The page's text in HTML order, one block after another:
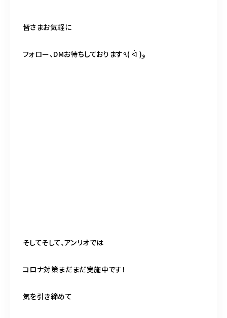
皆さまお気軽に
フォロー、DMお待ちしております٩( ᐛ )و
そしてそして、アンリオでは
コロナ対策まだまだ実施中です！
気を引き締めて